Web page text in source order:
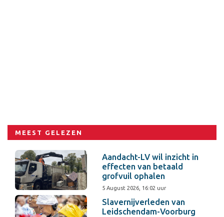
MEEST GELEZEN
Aandacht-LV wil inzicht in
effecten van betaald
grofvuil ophalen
5 August 2026, 16:02 uur
Slavernijverleden van
Leidschendam-Voorburg